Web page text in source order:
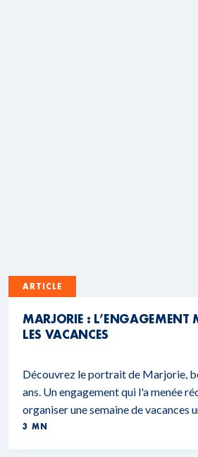
ARTICLE
MARJORIE : L’ENGAGEMENT
LES VACANCES
Découvrez le portrait de Marjorie,
ans. Un engagement qui l'a menée
organiser une semaine de vacances
3 MN